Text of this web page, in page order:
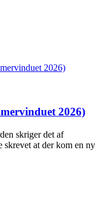
2026)
2026)
skriger det af
skrevet at der kom en ny